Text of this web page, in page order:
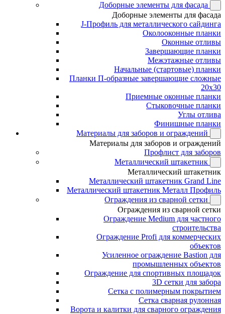
Доборные элементы для фасада
Доборные элементы для фасада
J-Профиль для металлического сайдинга
Околооконные планки
Оконные отливы
Завершающие планки
Межэтажные отливы
Начальные (стартовые) планки
Планки П-образные завершающие сложные
20x30
Приемные оконные планки
Стыковочные планки
Углы отлива
Финишные планки
Материалы для заборов и ограждений
Материалы для заборов и ограждений
Профлист для заборов
Металлический штакетник
Металлический штакетник
Металлический штакетник Grand Line
Металлический штакетник Металл Профиль
Ограждения из сварной сетки
Ограждения из сварной сетки
Ограждение Medium для частного
строительства
Ограждение Profi для коммерческих
объектов
Усиленное ограждение Bastion для
промышленных объектов
Ограждение для спортивных площадок
3D сетки для забора
Сетка с полимерным покрытием
Сетка сварная рулонная
Ворота и калитки для сварного ограждения